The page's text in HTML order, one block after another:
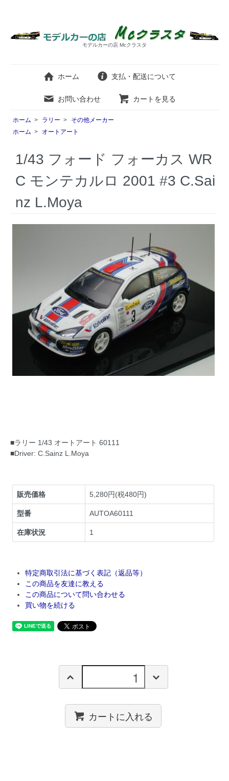
モデルカーの店 Mcクラスタ
ホーム 支払・配送について
お問い合わせ カートを見る
ホーム > ラリー >
その他メーカー
ホーム > オートアート
1/43 フォード フォーカス WR
C モンテカルロ 2001 #3 C.Sai
nz L.Moya
■ラリー 1/43 オートアート 60111
■Driver: C.Sainz L.Moya
販売価格 5,280円(税480円)
型番 AUTOA60111
在庫状況 1
特定商取引法に基づく表記（返品等）
この商品を友達に教える
この商品について問い合わせる
買い物を続ける
カートに入れる